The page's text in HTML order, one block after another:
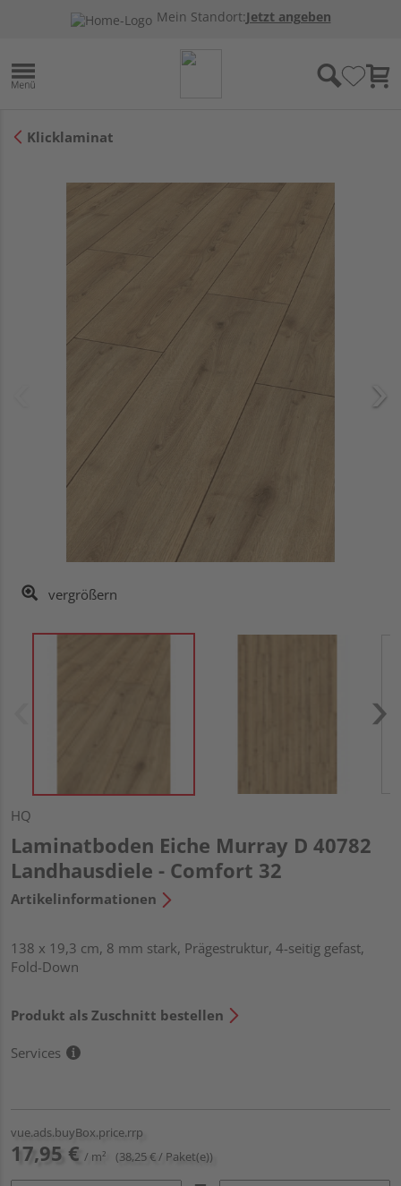
Mein Standort:Jetzt angeben
Klicklaminat
vergrößern
HQ
Laminatboden Eiche Murray D 40782
Landhausdiele - Comfort 32
Artikelinformationen
138 x 19,3 cm, 8 mm stark, Prägestruktur, 4-seitig gefast,
Fold-Down
Produkt als Zuschnitt bestellen
Services
vue.ads.buyBox.price.rrp
17,95 € / m² (38,25 € / Paket(e))